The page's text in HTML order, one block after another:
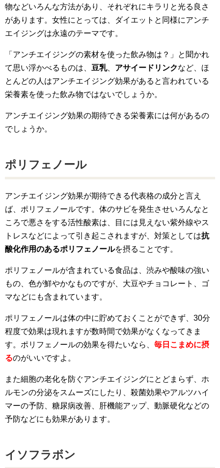
物などいろんな方法があり、それぞれにキラリと光る良さ
があります。女性にとっては、ダイエットと同様にアンチ
エイジングは永遠のテーマです。
「アンチエイジングの素材を使った飲み物は？」と聞かれ
て思い浮かべるものは、 豆乳、 アサイードリンクなど、ほ
とんどの人はアンチエイジング効果があると言われている
栄養素を使った飲み物ではないでしょうか。
アンチエイジング効果の期待できる栄養素には何があるの
でしょうか。
ポリフェノール
アンチエイジング効果が期待できる代表格の成分と言え
ば、ポリフェノールです。体のサビを発生させいろんなと
ころで悪さをする活性酸素は、目には見えない紫外線やス
トレスなどによって引き起こされますが、対策としては抗
酸化作用のあるポリフェノールを摂ることです。
ポリフェノールが含まれている食品は、渋みや酸味の強い
もの、色が鮮やかなものですが、大豆やチョコレート、ゴ
マなどにも含まれています。
ポリフェノールは体の中に貯めておくことができず、30分
程度で効果は現れますが数時間で効果がなくなってきま
す。ポリフェノールの効果を得たいなら、 毎日こまめに摂
るのがいいですよ。
また細胞の老化を防ぐアンチエイジングにとどまらず、ホ
ルモンの分泌をスムーズにしたり、殺菌効果やアルツハイ
マーの予防、糖尿病改善、肝機能アップ、動脈硬化などの
予防などにも効果があります。
イソフラボン